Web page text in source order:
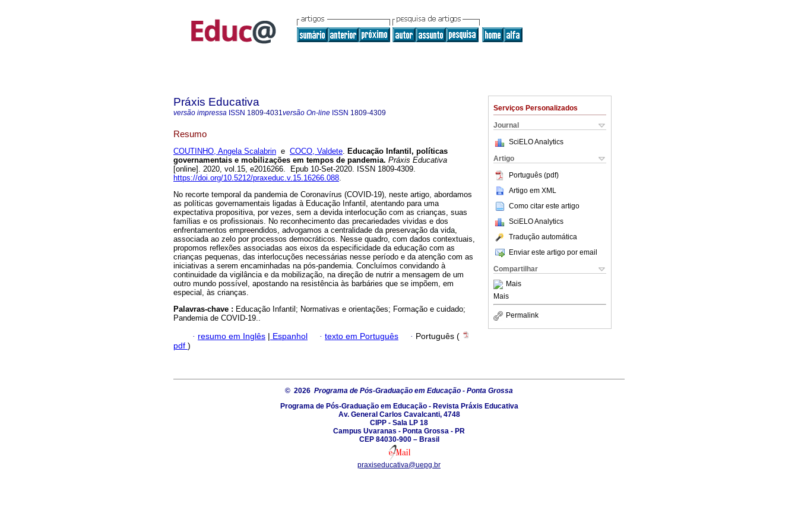
Serviços Personalizados
Journal
SciELO Analytics
Artigo
Português (pdf)
Artigo em XML
Como citar este artigo
SciELO Analytics
Tradução automática
Enviar este artigo por email
Compartilhar
Mais
Mais
Permalink
Práxis Educativa
versão impressa ISSN 1809-4031versão On-line ISSN 1809-4309
Resumo
COUTINHO, Angela Scalabrin e COCO, Valdete. Educação Infantil, políticas
governamentais e mobilizações em tempos de pandemia. Práxis Educativa
[online]. 2020, vol.15, e2016266. Epub 10-Set-2020. ISSN 1809-4309.
https://doi.org/10.5212/praxeduc.v.15.16266.088.
No recorte temporal da pandemia de Coronavírus (COVID-19), neste artigo, abordamos
as políticas governamentais ligadas à Educação Infantil, atentando para uma
expectativa propositiva, por vezes, sem a devida interlocução com as crianças, suas
famílias e os profissionais. No reconhecimento das precariedades vividas e dos
enfrentamentos empreendidos, advogamos a centralidade da preservação da vida,
associada ao zelo por processos democráticos. Nesse quadro, com dados contextuais,
propomos reflexões associadas aos eixos da especificidade da educação com as
crianças pequenas, das interlocuções necessárias nesse período e da atenção com as
iniciativas a serem encaminhadas na pós-pandemia. Concluímos convidando à
continuidade da vigilância e da mobilização, na direção de nutrir a mensagem de um
outro mundo possível, apostando na resistência às barbáries que se impõem, em
especial, às crianças.
Palavras-chave : Educação Infantil; Normativas e orientações; Formação e cuidado;
Pandemia de COVID-19..
· resumo em Inglês | Espanhol · texto em Português · Português (
pdf )
© 2026 Programa de Pós-Graduação em Educação - Ponta Grossa
Programa de Pós-Graduação em Educação - Revista Práxis Educativa
Av. General Carlos Cavalcanti, 4748
CIPP - Sala LP 18
Campus Uvaranas - Ponta Grossa - PR
CEP 84030-900 – Brasil
praxiseducativa@uepg.br